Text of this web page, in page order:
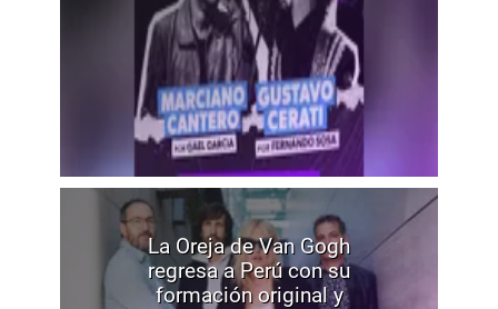
La Oreja de Van Gogh
regresa a Perú con su
formación original y